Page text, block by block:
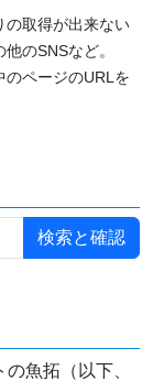
の取得が出来ない
のSNSなど。
のページのURLを
魚拓（以下、